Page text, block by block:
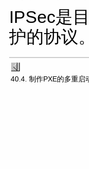
IPSec是
护的协议。
40.4. 制作PXE的多重启